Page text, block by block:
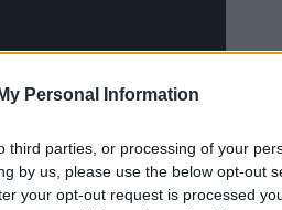
Personal Information
third parties, or processing of your
by us, please use the below opt-out
your opt-out request is processed